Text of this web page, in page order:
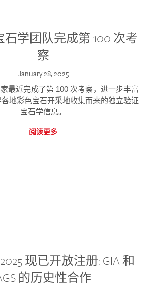
石学团队完成第 100 次考
察
January 28, 2025
最近完成了第 100 次考察，进一步丰富
地彩色宝石开采地收集而来的独立验证
宝石学信息。
阅读更多
现已开放注册: GIA 和
的历史性合作